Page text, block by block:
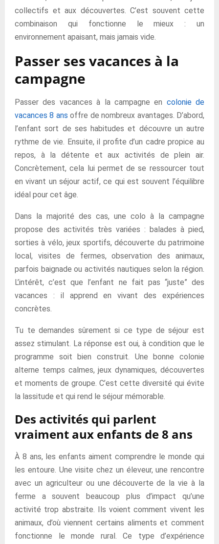
collectifs et aux découvertes. C’est souvent cette
combinaison qui fonctionne le mieux : un
environnement apaisant, mais jamais vide.
Passer ses vacances à la
campagne
Passer des vacances à la campagne en colonie de
vacances 8 ans offre de nombreux avantages. D’abord,
l’enfant sort de ses habitudes et découvre un autre
rythme de vie. Ensuite, il profite d’un cadre propice au
repos, à la détente et aux activités de plein air.
Concrètement, cela lui permet de se ressourcer tout
en vivant un séjour actif, ce qui est souvent l’équilibre
idéal pour cet âge.
Dans la majorité des cas, une colo à la campagne
propose des activités très variées : balades à pied,
sorties à vélo, jeux sportifs, découverte du patrimoine
local, visites de fermes, observation des animaux,
parfois baignade ou activités nautiques selon la région.
L’intérêt, c’est que l’enfant ne fait pas “juste” des
vacances : il apprend en vivant des expériences
concrètes.
Tu te demandes sûrement si ce type de séjour est
assez stimulant. La réponse est oui, à condition que le
programme soit bien construit. Une bonne colonie
alterne temps calmes, jeux dynamiques, découvertes
et moments de groupe. C’est cette diversité qui évite
la lassitude et qui rend le séjour mémorable.
Des activités qui parlent
vraiment aux enfants de 8 ans
À 8 ans, les enfants aiment comprendre le monde qui
les entoure. Une visite chez un éleveur, une rencontre
avec un agriculteur ou une découverte de la vie à la
ferme a souvent beaucoup plus d’impact qu’une
activité trop abstraite. Ils voient comment vivent les
animaux, d’où viennent certains aliments et comment
fonctionne le monde rural. Ce type d’expérience